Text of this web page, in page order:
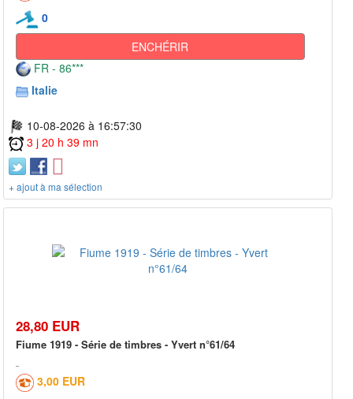
0
ENCHÉRIR
FR - 86***
Italie
10-08-2026 à 16:57:30
3 j 20 h 39 mn
+ ajout à ma sélection
28,80 EUR
Fiume 1919 - Série de timbres - Yvert n°61/64
3,00 EUR